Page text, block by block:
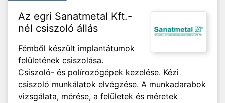
Az egri Sanatmetal Kft.-
nél csiszoló állás
Fémből készült implantátumok
felületének csiszolása.
Csiszoló- és polírozógépek kezelése. Kézi
csiszoló munkálatok elvégzése. A munkadarabok
vizsgálata, mérése, a felületek és méretek